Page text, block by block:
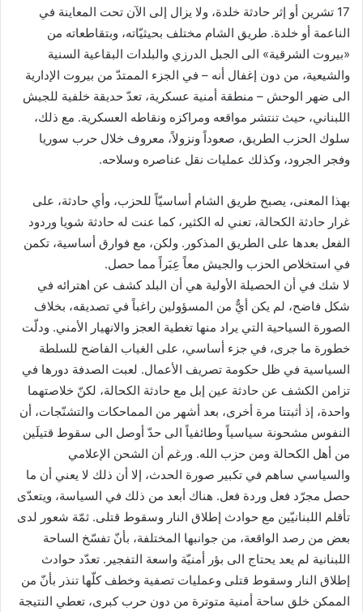
17 تشرين أو إثر حادثة خلدة، ولا يزال إلى الآن تحت المعاينة في
الناعمة أو خلدة. طريق الشام مختلف بحيثيّاته، وبتقاطعاته من
«بيروت الشرقية» الى الجبل الدرزي والبلدات البقاعية السنية
والشيعية، من دون إغفال أنه – في الجزء الممتدّ من بيروت الإدارية
الى ضهر الوحش – منطقة أمنية عسكرية، تعدّ حديقة خلفية للجيش
اللبناني، حيث تنتشر مواقعه ومراكزه ونقاطه العسكرية. مع ذلك،
سلوك الحزب الطريق، صعوداً ونزولاً، معروف خلال حرب سوريا
وفجر الجرود، وكذلك عمليات نقل عناصره وسلاحه.
بهذا المعنى، يصبح طريق الشام أساسيّاً للحزب، وأي حادثة، على
غرار حادثة الكحالة، تعني له الكثير، كما عنت له حادثة شويا وردود
الفعل بعدها على الطريق المذكور. ولكن، مع فوارق أساسية، تكمن
في استخلاص الحزب والجيش معاً عِبَراً مما حصل.
لا شك في أن الحصيلة الأولية هي أن البلد كشف عن اهترائه في
شكل فاضح، لم يكن أيٌّ من المسؤولين راغباً في تصديقه، بخلاف
الصورة السياحية التي يراد منها تغطية العجز والانهيار الأمني. ودلّت
خطورة ما جرى، في جزء أساسي، على الغياب الفاضح للسلطة
السياسية في ظل حكومة تصريف الأعمال. لعبت الصدفة دورها في
تزامن الكشف عن حادثة عين إبل مع حادثة الكحالة، لكنّ خلاصتهما
واحدة، إذ أثبتتا مرة أخرى، بعد أشهر من المماحكات والتشنّجات، أن
النفوس مشحونة سياسياً وطائفياً الى حدّ أوصل الى سقوط قتيلَين
من أهل الكحالة ومن حزب الله. ورغم أن الشحن الإعلامي
والسياسي ساهم في تكبير صورة الحدث، إلا أن ذلك لا يعني أن ما
حصل مجرّد فعل وردة فعل. هناك أبعد من ذلك في السياسة، ويتعدّى
تأقلم اللبنانيّين مع حوادث إطلاق النار وسقوط قتلى. ثمّة شعور لدى
بعض من رصد الواقعة، من جوانبها المختلفة، بأنّ تفسّخ الساحة
اللبنانية لم يعد يحتاج الى بؤر أمنيّة واسعة التفجير. تعدّد حوادث
إطلاق النار وسقوط قتلى وعمليات تصفية وخطف كلّها تنذر بأنّ من
الممكن خلق ساحة أمنية متوترة من دون حرب كبرى، تعطي النتيجة